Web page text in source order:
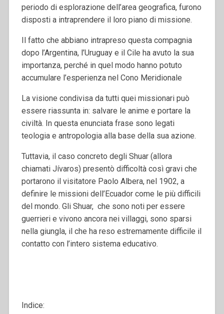
periodo di esplorazione dell’area geografica, furono
disposti a intraprendere il loro piano di missione.
Il fatto che abbiano intrapreso questa compagnia
dopo l’Argentina, l’Uruguay e il Cile ha avuto la sua
importanza, perché in quel modo hanno potuto
accumulare l’esperienza nel Cono Meridionale
La visione condivisa da tutti quei missionari può
essere riassunta in: salvare le anime e portare la
civiltà. In questa enunciata frase sono legati
teologia e antropologia alla base della sua azione.
Tuttavia, il caso concreto degli Shuar (allora
chiamati Jívaros) presentò difficoltà così gravi che
portarono il visitatore Paolo Albera, nel 1902, a
definire le missioni dell’Ecuador come le più difficili
del mondo. Gli Shuar, che sono noti per essere
guerrieri e vivono ancora nei villaggi, sono sparsi
nella giungla, il che ha reso estremamente difficile il
contatto con l’intero sistema educativo.
Indice: